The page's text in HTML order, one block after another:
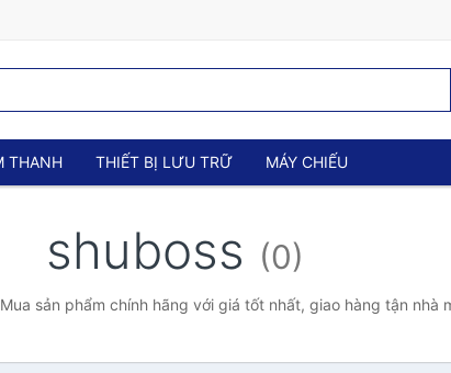
THANH THIẾT BỊ LƯU TRỮ MÁY CHIẾU
shuboss (0)
sản phẩm chính hãng với giá tốt nhất, giao hàng tận nhà